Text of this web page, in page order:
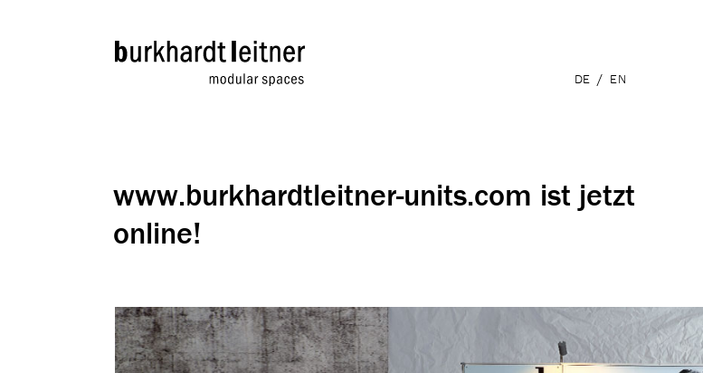
DE / EN
www.burkhardtleitner-units.com ist jetzt
online!